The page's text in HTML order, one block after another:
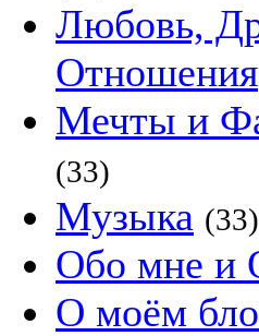
Любовь,
Отношения
Мечты и
(33)
Музыка (33)
Обо мне и
О моём